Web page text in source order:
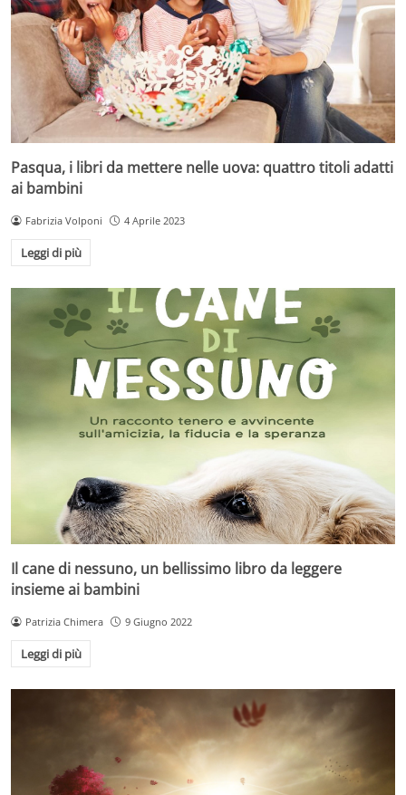
Pasqua, i libri da mettere nelle uova: quattro titoli adatti
ai bambini
Fabrizia Volponi 4 Aprile 2023
Leggi di più
Il cane di nessuno, un bellissimo libro da leggere
insieme ai bambini
Patrizia Chimera 9 Giugno 2022
Leggi di più